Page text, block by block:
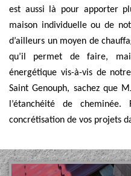
est aussi là pour apporter
maison individuelle ou de
d’ailleurs un moyen de
qu’il permet de faire,
énergétique vis-à-vis de
Saint Genouph, sachez que
l’étanchéité de
concrétisation de vos projets